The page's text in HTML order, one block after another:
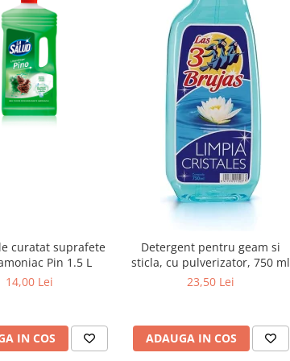
curatat suprafete
Pin 1.5 L
14,00 Lei
IN COS
Detergent pentru geam si
sticla, cu pulverizator, 750 ml
23,50 Lei
ADAUGA IN COS